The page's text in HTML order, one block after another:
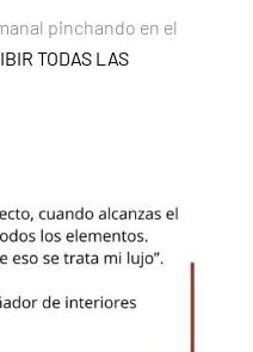
pinchando en el
TODAS LAS